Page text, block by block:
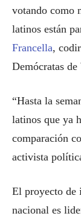
votando como
latinos están
Francella,
Demócratas de
“Hasta la
latinos que ya
comparación
activista
El proyecto de
nacional es